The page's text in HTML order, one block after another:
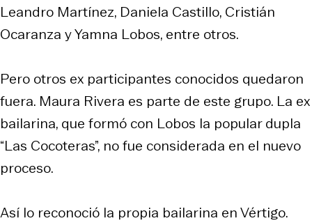
Leandro Martínez, Daniela Castillo, Cristián
Ocaranza y Yamna Lobos, entre otros.
Pero otros ex participantes conocidos quedaron
fuera. Maura Rivera es parte de este grupo. La ex
bailarina, que formó con Lobos la popular dupla
“Las Cocoteras”, no fue considerada en el nuevo
proceso.
Así lo reconoció la propia bailarina en Vértigo.